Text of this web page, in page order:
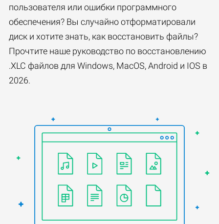
пользователя или ошибки программного
обеспечения? Вы случайно отформатировали
диск и хотите знать, как восстановить файлы?
Прочтите наше руководство по восстановлению
.XLC файлов для Windows, MacOS, Android и IOS в
2026.